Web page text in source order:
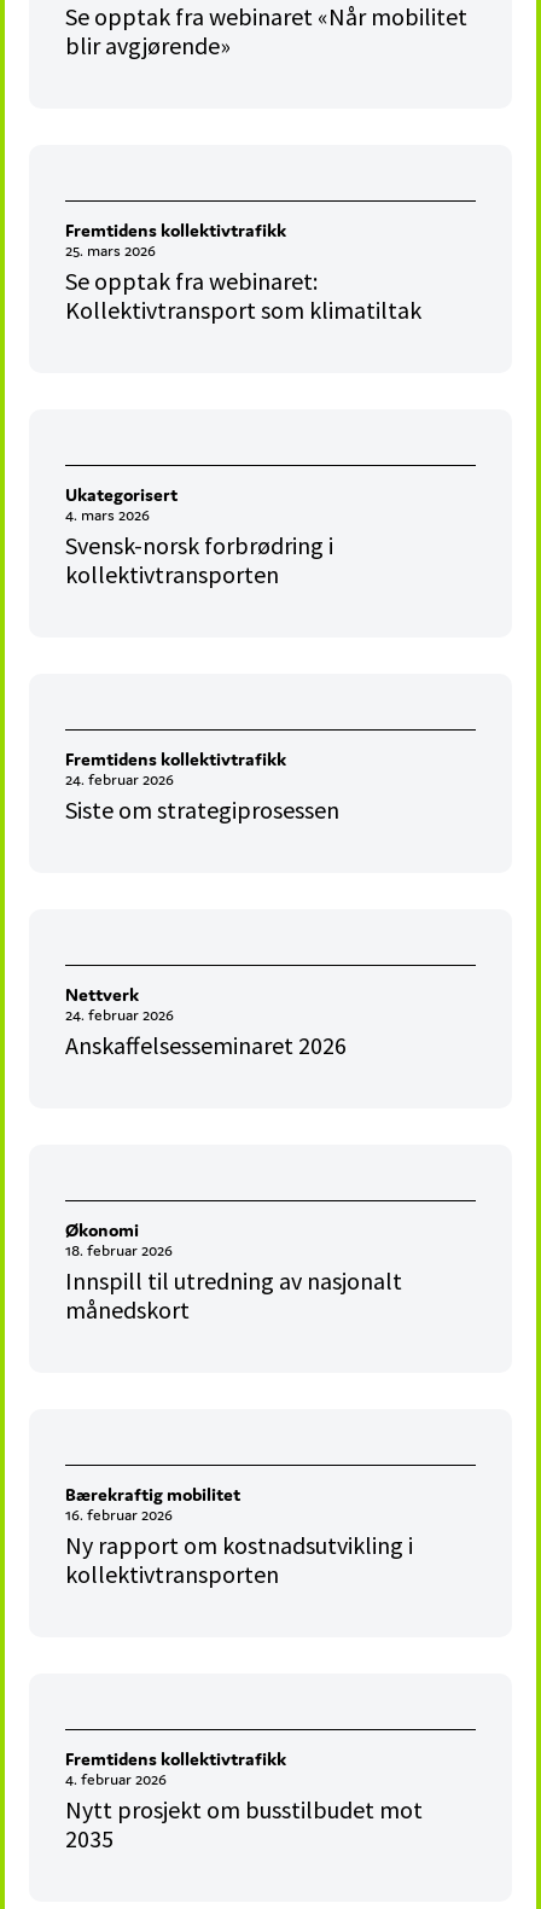
Se opptak fra webinaret «Når mobilitet
blir avgjørende»
Fremtidens kollektivtrafikk
25. mars 2026
Se opptak fra webinaret:
Kollektivtransport som klimatiltak
Ukategorisert
4. mars 2026
Svensk-norsk forbrødring i
kollektivtransporten
Fremtidens kollektivtrafikk
24. februar 2026
Siste om strategiprosessen
Nettverk
24. februar 2026
Anskaffelsesseminaret 2026
Økonomi
18. februar 2026
Innspill til utredning av nasjonalt
månedskort
Bærekraftig mobilitet
16. februar 2026
Ny rapport om kostnadsutvikling i
kollektivtransporten
Fremtidens kollektivtrafikk
4. februar 2026
Nytt prosjekt om busstilbudet mot
2035